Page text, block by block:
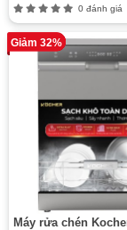
0 đánh giá
Giảm 32%
Máy rửa chén